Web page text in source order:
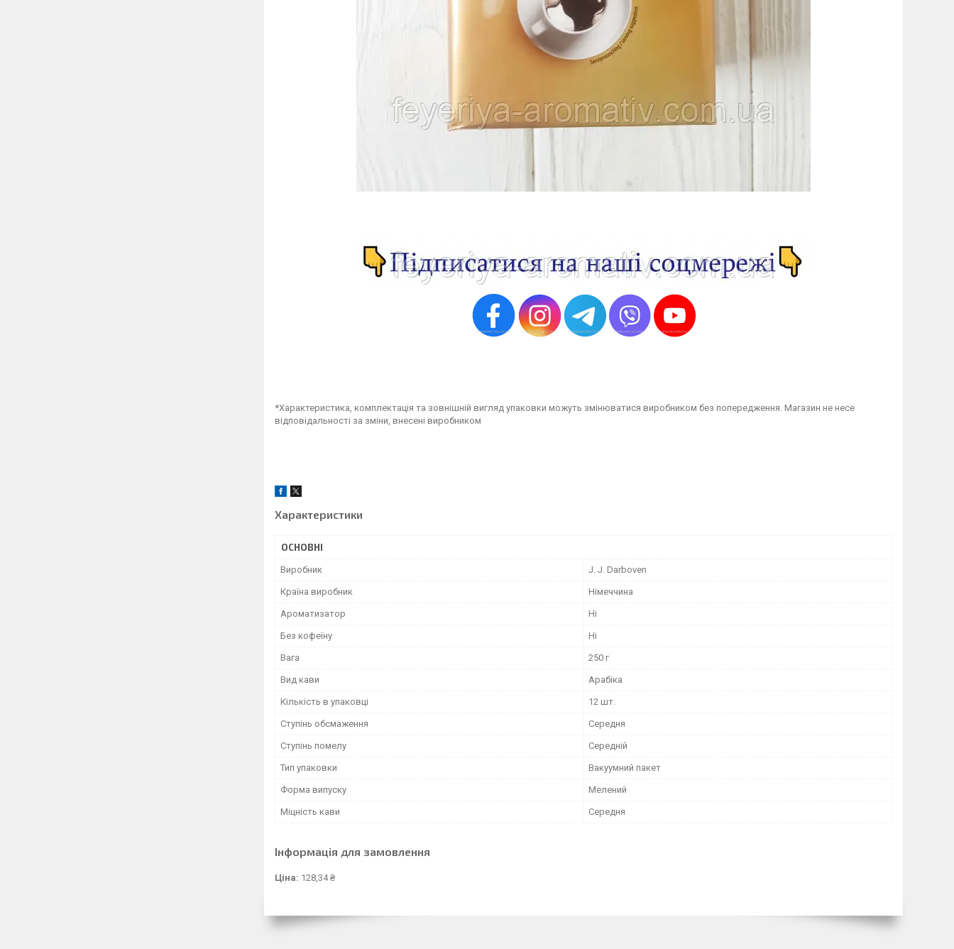
*Характеристика, комплектація та зовнішній вигляд упаковки можуть змінюватися виробником без попередження. Магазин не несе
відповідальності за зміни, внесені виробником
Характеристики
ОСНОВНІ
Виробник J. J. Darboven
Країна виробник Німеччина
Ароматизатор Ні
Без кофеїну Ні
Вага 250 г
Вид кави Арабіка
Кількість в упаковці 12 шт.
Ступінь обсмаження Середня
Ступінь помелу Середній
Тип упаковки Вакуумний пакет
Форма випуску Мелений
Міцність кави Середня
Інформація для замовлення
Ціна: 128,34 ₴